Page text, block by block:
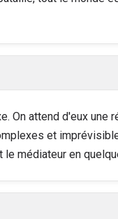
On attend d'eux une
et
le médiateur en